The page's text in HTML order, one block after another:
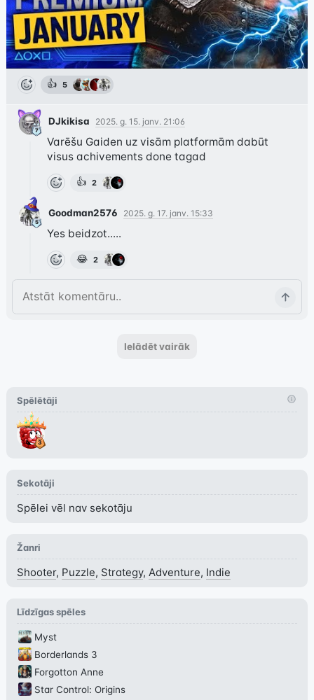
👍 5
DJkikisa 2025. g. 15. janv. 21:06
Varēšu Gaiden uz visām platformām dabūt
visus achivements done tagad
👍 2
Goodman2576 2025. g. 17. janv. 15:33
Yes beidzot.....
😂 2
Ielādēt vairāk
Spēlētāji
Sekotāji
Spēlei vēl nav sekotāju
Žanri
Shooter, Puzzle, Strategy, Adventure, Indie
Līdzīgas spēles
Myst
Borderlands 3
Forgotton Anne
Star Control: Origins